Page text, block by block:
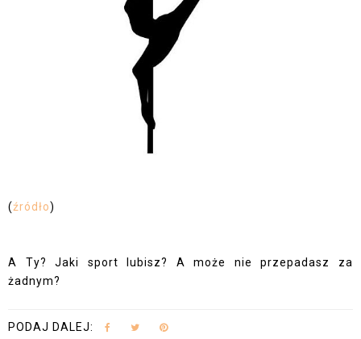
(źródło)
A Ty? Jaki sport lubisz? A może nie przepadasz za
żadnym?
PODAJ DALEJ: